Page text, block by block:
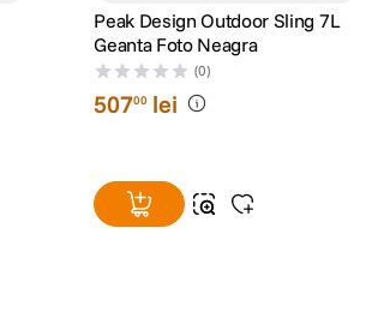
Peak Design Outdoor Sling 7L
Geanta Foto Neagra
(0)
50700 lei